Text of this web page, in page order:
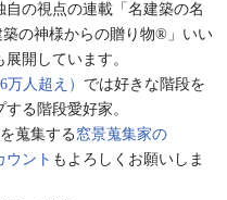
自の視点の連載「名建築の名
の神様からの贈り物®︎」いい
開しています。
万人超え） では好きな階段を
る階段愛好家。
蒐集する 窓景蒐集家の
ウント もよろしくお願いしま